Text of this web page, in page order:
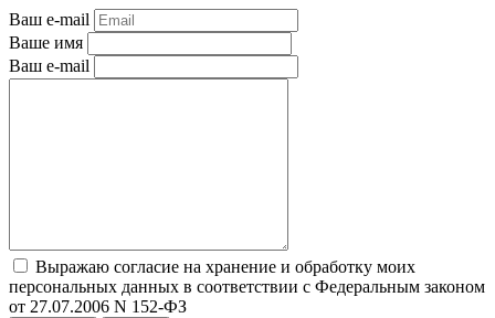
Ваш e-mail
Ваше имя
Ваш e-mail
Выражаю согласие на хранение и обработку моих
персональных данных в соответствии с Федеральным законом
от 27.07.2006 N 152-ФЗ